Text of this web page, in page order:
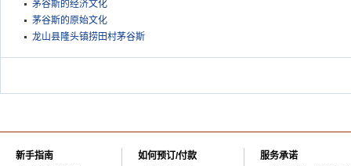
茅谷斯的经济文化
茅谷斯的原始文化
龙山县隆头镇捞田村茅谷斯
新手指南
如何预订/付款
服务承诺